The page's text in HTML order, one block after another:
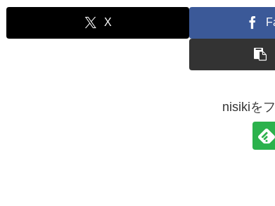
X
nisikiを